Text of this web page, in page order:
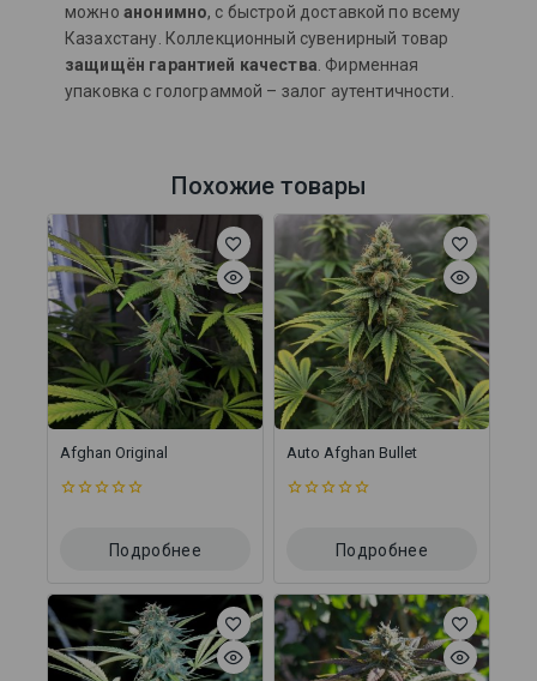
можно анонимно, с быстрой доставкой по всему
Казахстану. Коллекционный сувенирный товар
защищён гарантией качества . Фирменная
упаковка с голограммой – залог аутентичности.
Похожие товары
Afghan Original
Подробнее
Auto Afghan Bullet
Подробнее